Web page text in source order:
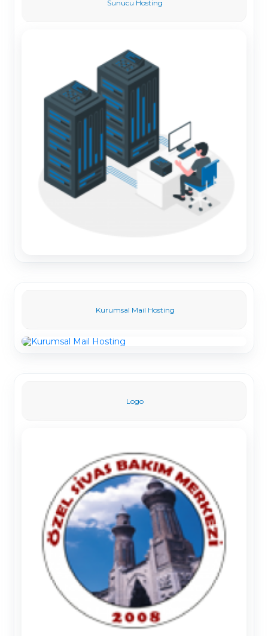
Sunucu Hosting
Kurumsal Mail Hosting
Logo